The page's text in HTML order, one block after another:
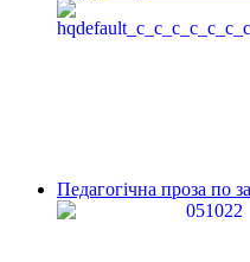
Педагогічна проза по